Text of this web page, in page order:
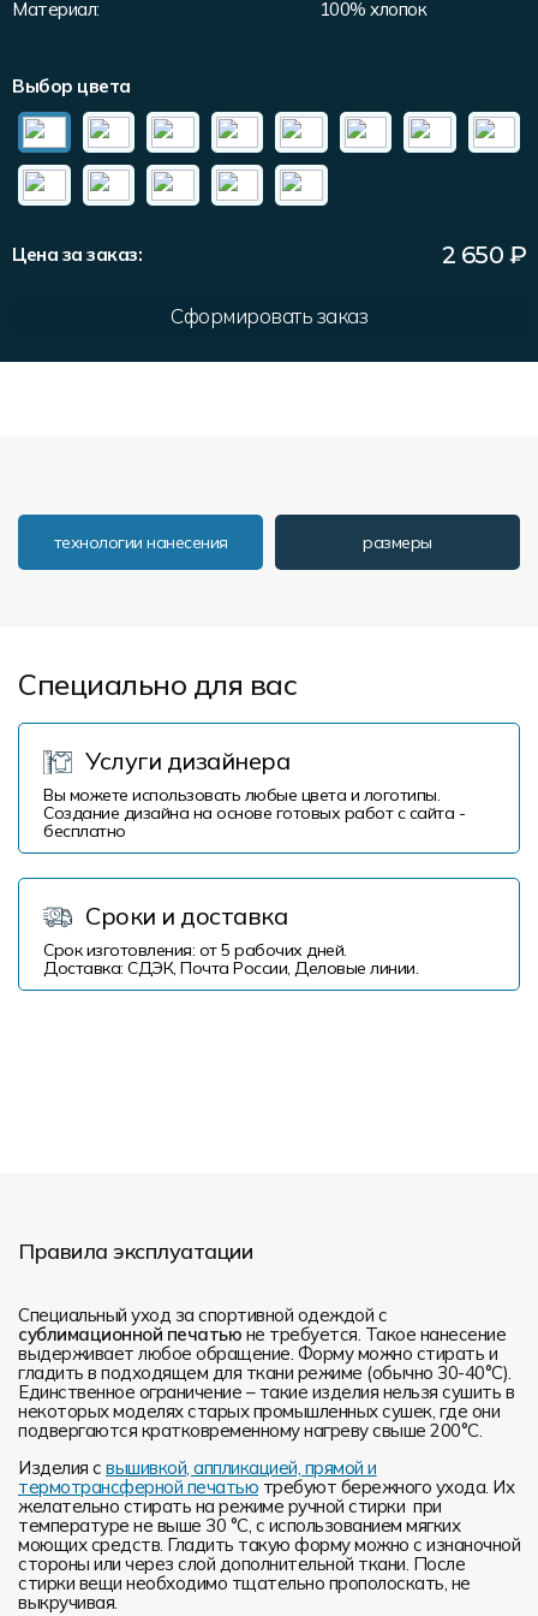
Материал: 100% хлопок
Выбор цвета
Цена за заказ: 2 650 ₽
Сформировать заказ
технологии нанесения размеры
Специально для вас
Услуги дизайнера
Вы можете использовать любые цвета и логотипы.
Создание дизайна на основе готовых работ с сайта -
бесплатно
Сроки и доставка
Срок изготовления: от 5 рабочих дней.
Доставка: СДЭК, Почта России, Деловые линии.
Правила эксплуатации
Специальный уход за спортивной одеждой с
сублимационной печатью не требуется. Такое нанесение
выдерживает любое обращение. Форму можно стирать и
гладить в подходящем для ткани режиме (обычно 30-40°С).
Единственное ограничение – такие изделия нельзя сушить в
некоторых моделях старых промышленных сушек, где они
подвергаются кратковременному нагреву свыше 200°С.
Изделия с вышивкой, аппликацией, прямой и
термотрансферной печатью требуют бережного ухода. Их
желательно стирать на режиме ручной стирки при
температуре не выше 30 °C, с использованием мягких
моющих средств. Гладить такую форму можно с изнаночной
стороны или через слой дополнительной ткани. После
стирки вещи необходимо тщательно прополоскать, не
выкручивая.
Форма в наличии
Статьи
Система скидок и наценок
Доставка